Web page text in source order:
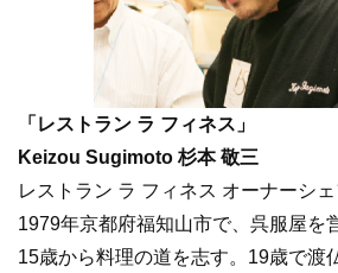
「レストラン ラ フィネス」
Keizou Sugimoto 杉本 敬三
レストラン ラ フィネス オーナーシェ
1979年京都府福知山市で、呉服屋を
15歳から料理の道を志す。19歳で渡